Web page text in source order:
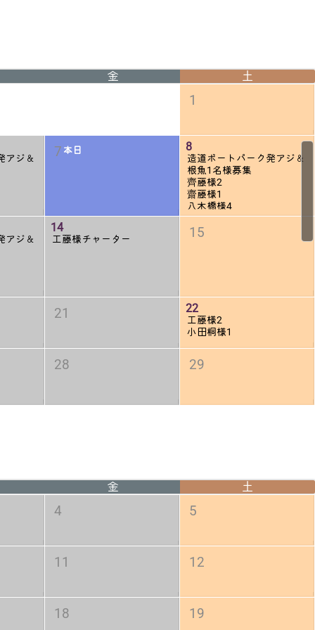
4 5
11 12
18 19
金 土
1
アジ＆
7 本日 8
造道ボートパーク発アジ＆
根魚1名様募集
齊藤様2
齋藤様1
八木橋様4
アジ＆
14
工藤様チャーター 15
21 22
工藤様2
小田桐様1
28 29
金 土